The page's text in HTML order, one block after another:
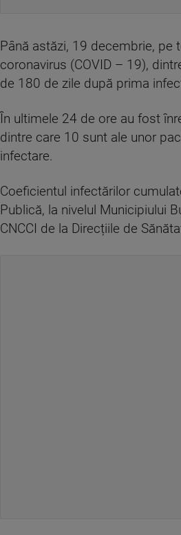
Până astăzi, 19 decembrie,
coronavirus (COVID – 19),
de 180 de zile după prima
În ultimele 24 de ore au fost
dintre care 10 sunt ale unor
infectare.
Coeficientul infectărilor
Publică, la nivelul Municipiului
CNCCI de la Direcțiile de